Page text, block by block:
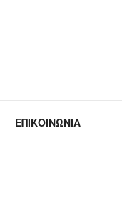
ΕΠΙΚΟΙΝΩΝΊΑ